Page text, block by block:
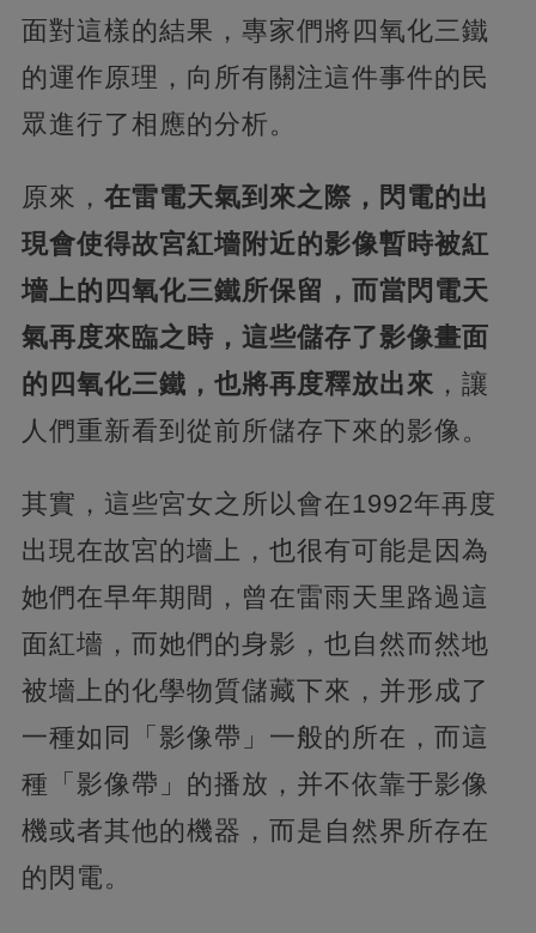
面對這樣的結果，專家們將四氧化三鐵
的運作原理，向所有關注這件事件的民
眾進行了相應的分析。
原來， 在雷電天氣到來之際，閃電的出
現會使得故宮紅墻附近的影像暫時被紅
墻上的四氧化三鐵所保留，而當閃電天
氣再度來臨之時，這些儲存了影像畫面
的四氧化三鐵，也將再度釋放出來 ，讓
人們重新看到從前所儲存下來的影像。
其實，這些宮女之所以會在1992年再度
出現在故宮的墻上，也很有可能是因為
她們在早年期間，曾在雷雨天里路過這
面紅墻，而她們的身影，也自然而然地
被墻上的化學物質儲藏下來，并形成了
一種如同「影像帶」一般的所在，而這
種「影像帶」的播放，并不依靠于影像
機或者其他的機器，而是自然界所存在
的閃電。